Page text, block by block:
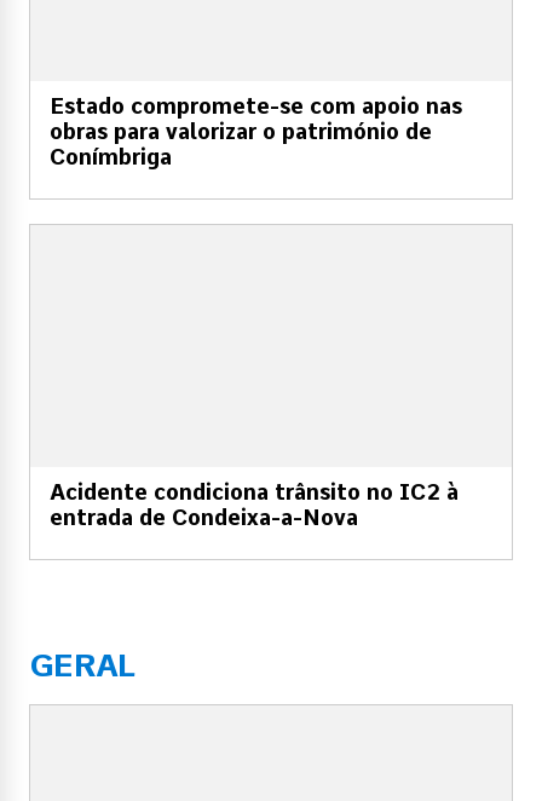
Estado compromete-se com apoio nas
obras para valorizar o património de
Conímbriga
Acidente condiciona trânsito no IC2 à
entrada de Condeixa-a-Nova
GERAL